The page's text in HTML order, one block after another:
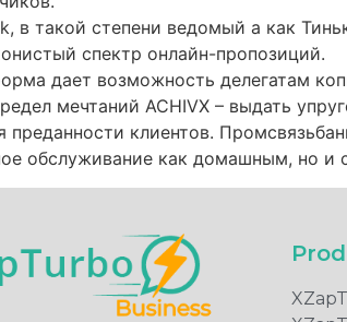
в такой степени ведомый а как
спектр онлайн-пропозиций.
дает возможность делегатам
мечтаний ACHIVX – выдать
преданности клиентов.
обслуживание как домашным, но и